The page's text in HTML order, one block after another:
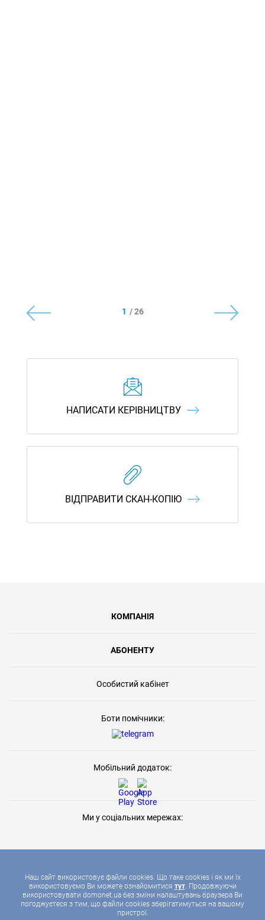
Наш сайт використовує файли cookies. Що таке cookies і як ми їх
використовуємо Ви можете ознайомитися тут. Продовжуючи
використовувати domonet.ua без зміни налаштувань браузера Ви
погоджуєтеся з тим, що файли cookies зберігатимуться на вашому
пристрої.
1 / 26
НАПИСАТИ КЕРІВНИЦТВУ
ВІДПРАВИТИ СКАН-КОПІЮ
КОМПАНІЯ
АБОНЕНТУ
Особистий кабінет
Боти помічники:
Мобільний додаток:
Ми у соціальних мережах:
2026 © ДОМОНЕТ, УСІ ПРАВА ЗАХИЩЕНІ